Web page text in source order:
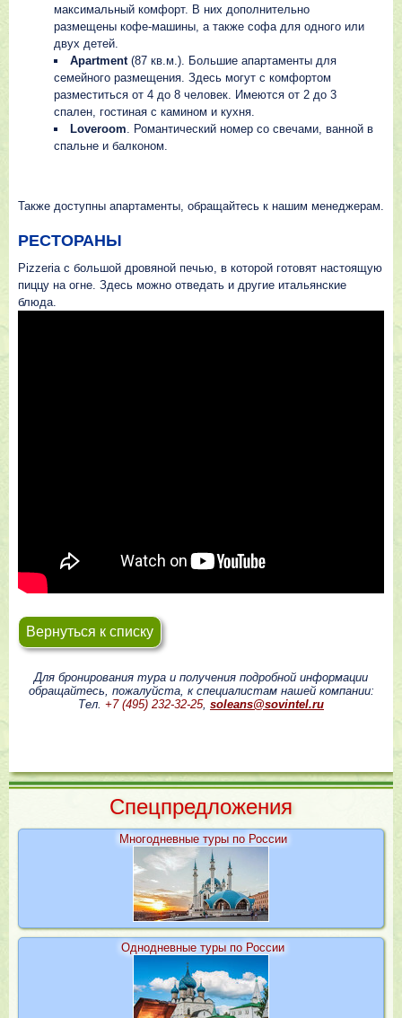
максимальный комфорт. В них дополнительно
размещены кофе-машины, а также софа для одного или
двух детей.
Apartment(87 кв.м.). Большие апартаменты для
семейного размещения. Здесь могут с комфортом
разместиться от 4 до 8 человек. Имеются от 2 до 3
спален, гостиная с камином и кухня.
Loveroom. Романтический номер со свечами, ванной в
спальне и балконом.
Также доступны апартаменты, обращайтесь к нашим менеджерам.
РЕСТОРАНЫ
Pizzeria с большой дровяной печью, в которой готовят настоящую
пиццу на огне. Здесь можно отведать и другие итальянские
блюда.
Вернуться к списку
Для бронирования тура и получения подробной информации
обращайтесь, пожалуйста, к специалистам нашей компании:
Тел. +7 (495) 232-32-25, soleans@sovintel.ru
Cпецпредложения
Многодневные туры по России
Однодневные туры по России